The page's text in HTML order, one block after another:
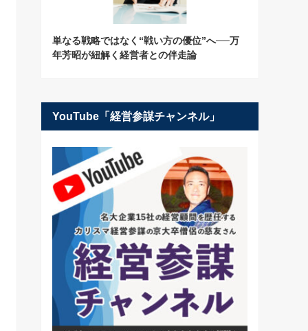
単なる戦略ではなく“戦い方の優位”へ──万
年芳昭が紐解く経営者との伴走論
YouTube「経営参謀チャンネル」